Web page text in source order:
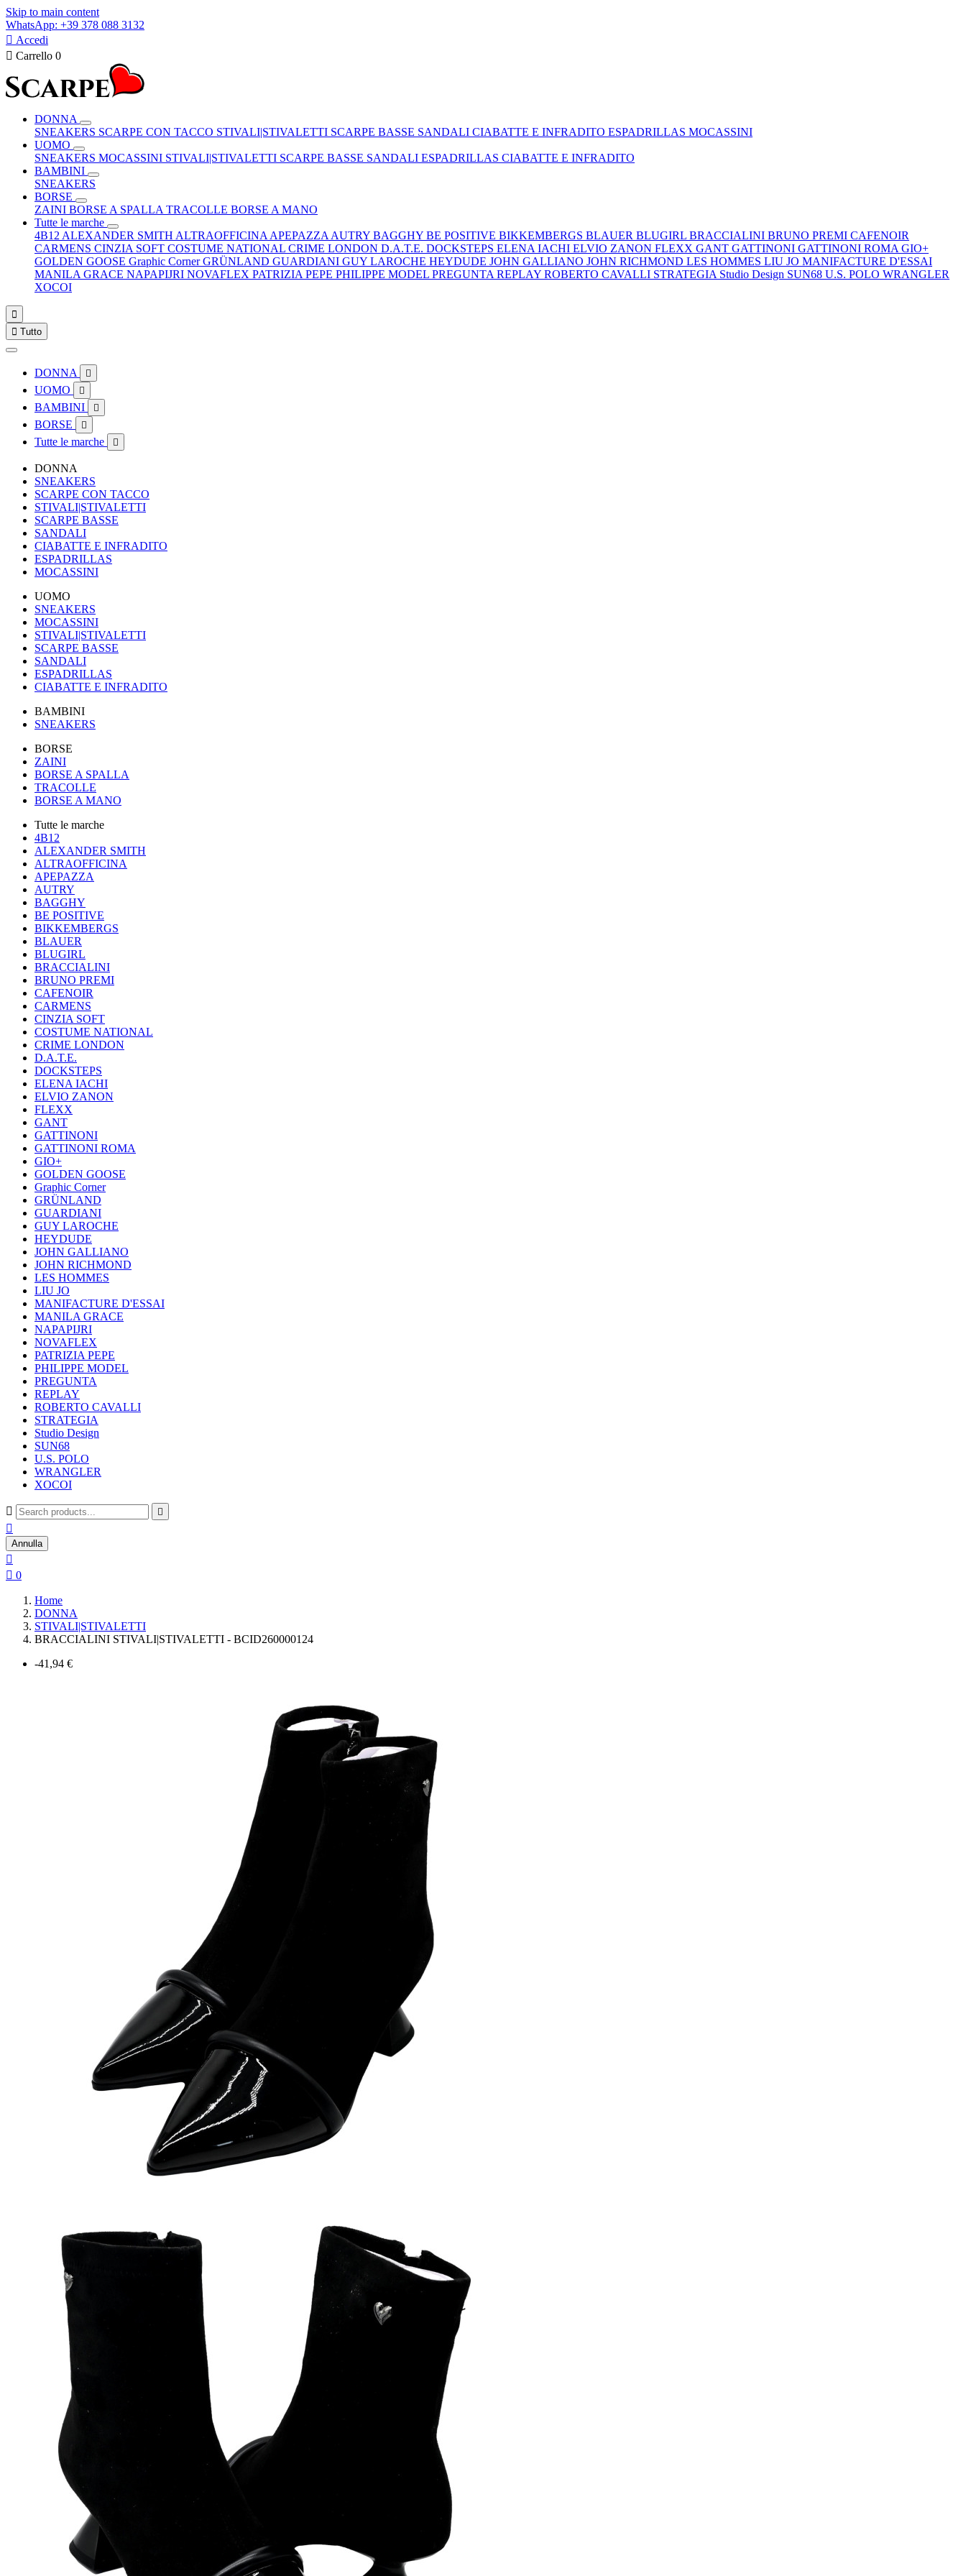
Skip to main content
WhatsApp: +39 378 088 3132
 Accedi
 Carrello 0
DONNA
SNEAKERS SCARPE CON TACCO STIVALI|STIVALETTI SCARPE BASSE SANDALI CIABATTE E INFRADITO ESPADRILLAS MOCASSINI
UOMO
SNEAKERS MOCASSINI STIVALI|STIVALETTI SCARPE BASSE SANDALI ESPADRILLAS CIABATTE E INFRADITO
BAMBINI
SNEAKERS
BORSE
ZAINI BORSE A SPALLA TRACOLLE BORSE A MANO
Tutte le marche
4B12 ALEXANDER SMITH ALTRAOFFICINA APEPAZZA AUTRY BAGGHY BE POSITIVE BIKKEMBERGS BLAUER BLUGIRL BRACCIALINI BRUNO PREMI CAFENOIR
CARMENS CINZIA SOFT COSTUME NATIONAL CRIME LONDON D.A.T.E. DOCKSTEPS ELENA IACHI ELVIO ZANON FLEXX GANT GATTINONI GATTINONI ROMA GIO+
GOLDEN GOOSE Graphic CornerGRÜNLAND GUARDIANI GUY LAROCHE HEYDUDE JOHN GALLIANO JOHN RICHMOND LES HOMMES LIU JO MANIFACTURE D'ESSAI
MANILA GRACE NAPAPIJRI NOVAFLEX PATRIZIA PEPE PHILIPPE MODEL PREGUNTA REPLAY ROBERTO CAVALLI STRATEGIA Studio Design SUN68 U.S. POLO WRANGLER
XOCOI

 Tutto
DONNA 
UOMO 
BAMBINI 
BORSE 
Tutte le marche 
DONNA
SNEAKERS
SCARPE CON TACCO
STIVALI|STIVALETTI
SCARPE BASSE
SANDALI
CIABATTE E INFRADITO
ESPADRILLAS
MOCASSINI
UOMO
SNEAKERS
MOCASSINI
STIVALI|STIVALETTI
SCARPE BASSE
SANDALI
ESPADRILLAS
CIABATTE E INFRADITO
BAMBINI
SNEAKERS
BORSE
ZAINI
BORSE A SPALLA
TRACOLLE
BORSE A MANO
Tutte le marche
4B12
ALEXANDER SMITH
ALTRAOFFICINA
APEPAZZA
AUTRY
BAGGHY
BE POSITIVE
BIKKEMBERGS
BLAUER
BLUGIRL
BRACCIALINI
BRUNO PREMI
CAFENOIR
CARMENS
CINZIA SOFT
COSTUME NATIONAL
CRIME LONDON
D.A.T.E.
DOCKSTEPS
ELENA IACHI
ELVIO ZANON
FLEXX
GANT
GATTINONI
GATTINONI ROMA
GIO+
GOLDEN GOOSE
Graphic Corner
GRÜNLAND
GUARDIANI
GUY LAROCHE
HEYDUDE
JOHN GALLIANO
JOHN RICHMOND
LES HOMMES
LIU JO
MANIFACTURE D'ESSAI
MANILA GRACE
NAPAPIJRI
NOVAFLEX
PATRIZIA PEPE
PHILIPPE MODEL
PREGUNTA
REPLAY
ROBERTO CAVALLI
STRATEGIA
Studio Design
SUN68
U.S. POLO
WRANGLER
XOCOI
 

Annulla

 0
Home
DONNA
STIVALI|STIVALETTI
BRACCIALINI STIVALI|STIVALETTI - BCID260000124
-41,94 €